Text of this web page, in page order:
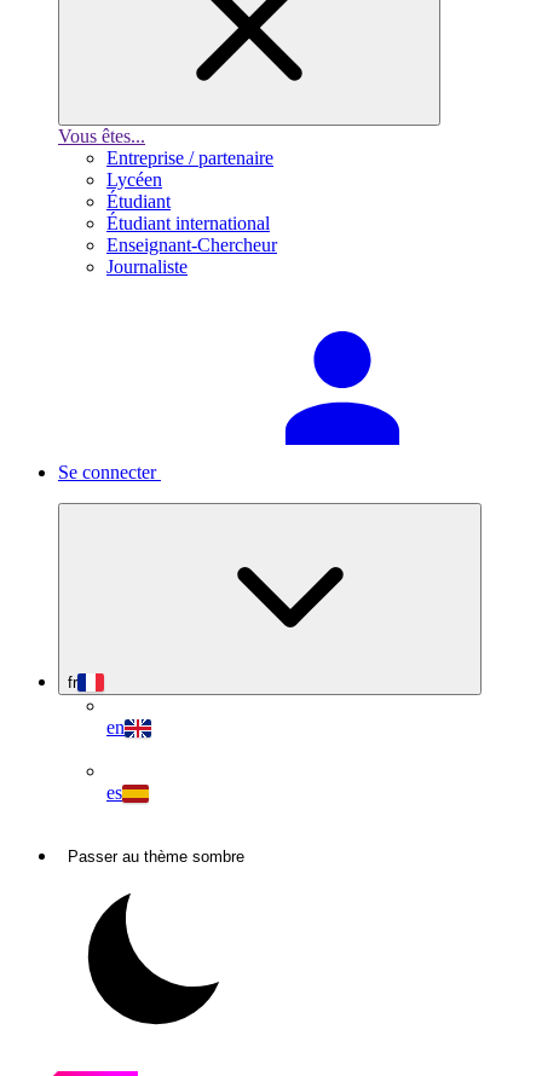
Vous êtes...
Entreprise / partenaire
Lycéen
Étudiant
Étudiant international
Enseignant-Chercheur
Journaliste
Se connecter
fr
en
es
Passer au thème sombre